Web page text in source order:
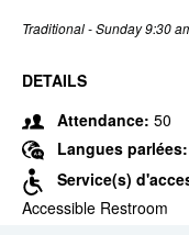
Traditional - Sunday 9:30
DETAILS
Attendance: 50
Langues parlées:
Service(s)
Accessible Restroom